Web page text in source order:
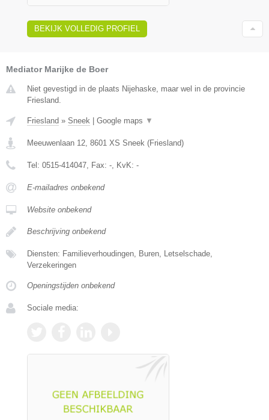
BEKIJK VOLLEDIG PROFIEL
Mediator Marijke de Boer
Niet gevestigd in de plaats Nijehaske, maar wel in de provincie
Friesland.
Friesland » Sneek Google maps ▼
Meeuwenlaan 12, 8601 XS Sneek (Friesland)
Tel: 0515-414047, Fax: -, KvK: -
E-mailadres onbekend
Website onbekend
Beschrijving onbekend
Diensten: Familieverhoudingen, Buren, Letselschade,
Verzekeringen
Openingstijden onbekend
Sociale media: